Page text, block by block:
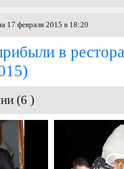
17 февраля 2015 в 18:20
в
(6 )